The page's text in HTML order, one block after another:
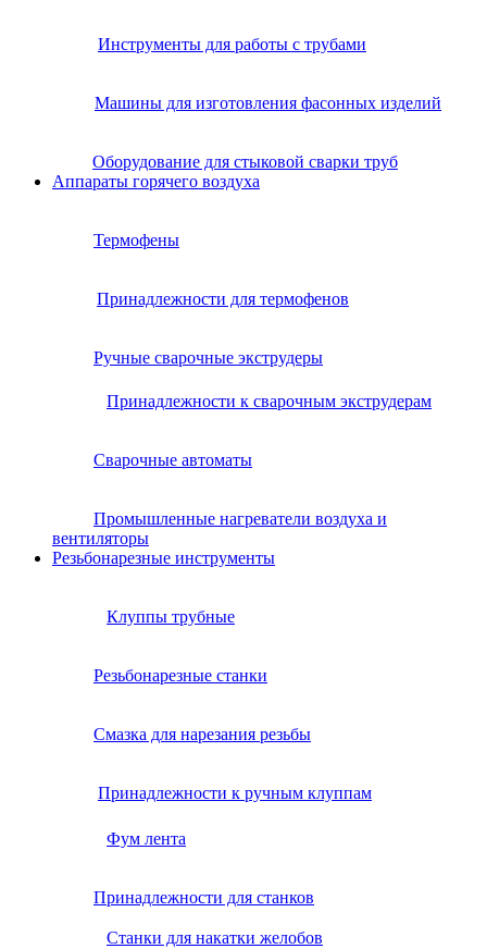
Инструменты для работы с трубами
Машины для изготовления фасонных изделий
Оборудование для стыковой сварки труб
Аппараты горячего воздуха
Термофены
Принадлежности для термофенов
Ручные сварочные экструдеры
Принадлежности к сварочным экструдерам
Сварочные автоматы
Промышленные нагреватели воздуха и
вентиляторы
Резьбонарезные инструменты
Клуппы трубные
Резьбонарезные станки
Смазка для нарезания резьбы
Принадлежности к ручным клуппам
Фум лента
Принадлежности для станков
Станки для накатки желобов